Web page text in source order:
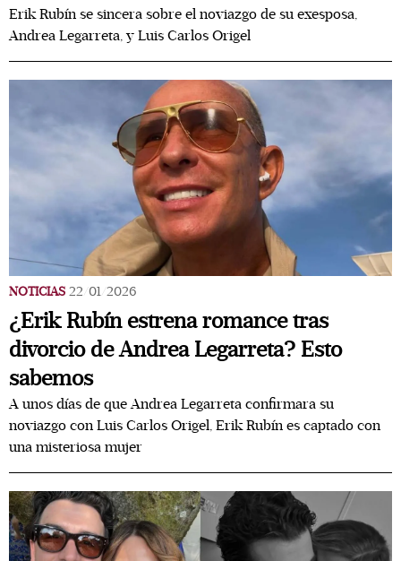
Erik Rubín se sincera sobre el noviazgo de su exesposa,
Andrea Legarreta, y Luis Carlos Origel
NOTICIAS 22/01/2026
¿Erik Rubín estrena romance tras
divorcio de Andrea Legarreta? Esto
sabemos
A unos días de que Andrea Legarreta confirmara su
noviazgo con Luis Carlos Origel, Erik Rubín es captado con
una misteriosa mujer